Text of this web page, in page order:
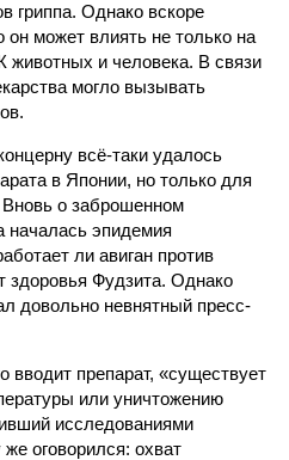
гриппа. Однако вскоре
может влиять не только на
и человека. В связи
могло вызывать
всё-таки удалось
в Японии, но только для
Вновь о заброшенном
началась эпидемия
ли авиган против
здоровья Фудзита. Однако
довольно невнятный пресс-
вводит препарат, «существует
или уничтожению
исследованиями
же оговорился: охват